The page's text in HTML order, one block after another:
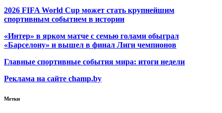
2026 FIFA World Cup может стать крупнейшим
спортивным событием в истории
«Интер» в ярком матче с семью голами обыграл
«Барселону» и вышел в финал Лиги чемпионов
Главные спортивные события мира: итоги недели
Реклама на сайте champ.by
Метки